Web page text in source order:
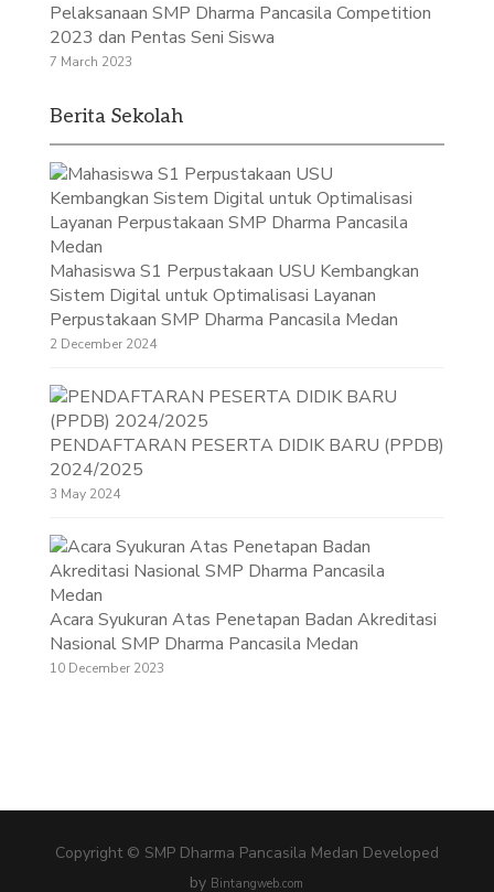
Pelaksanaan SMP Dharma Pancasila Competition
2023 dan Pentas Seni Siswa
7 March 2023
Berita Sekolah
Mahasiswa S1 Perpustakaan USU Kembangkan
Sistem Digital untuk Optimalisasi Layanan
Perpustakaan SMP Dharma Pancasila Medan
2 December 2024
PENDAFTARAN PESERTA DIDIK BARU (PPDB)
2024/2025
3 May 2024
Acara Syukuran Atas Penetapan Badan Akreditasi
Nasional SMP Dharma Pancasila Medan
10 December 2023
Copyright © SMP Dharma Pancasila Medan Developed
by Bintangweb.com